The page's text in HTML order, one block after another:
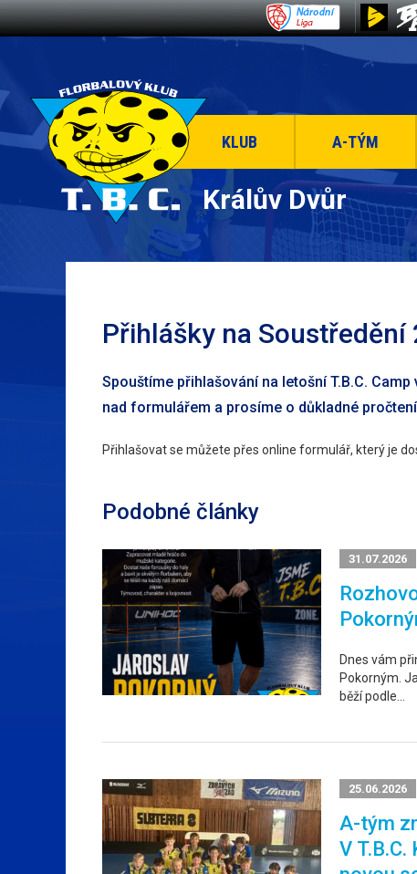
KLUB A-TÝM
Králův Dvůr
Přihlášky na
Spouštíme přihlašování na letošní T.B.C.
nad formulářem a prosíme o důkladné
Přihlašovat se můžete přes online formulář, který je
Podobné články
31.07.2026
Dnes vám
Pokorným.
běží podle…
25.06.2026
A-tým
V